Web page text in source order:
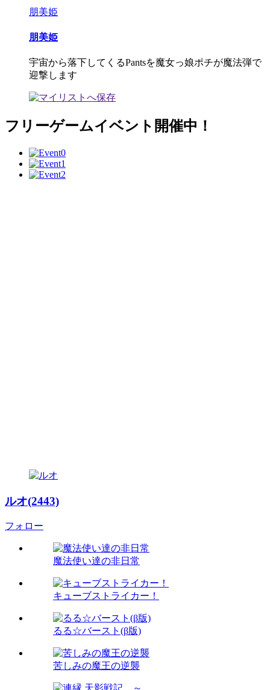
朋美姫
朋美姫
宇宙から落下してくるPantsを魔女っ娘ポチが魔法弾で
迎撃します
フリーゲームイベント開催中！
ルオ(2443)
フォロー
魔法使い達の非日常
キューブストライカー！
るる☆バースト(β版)
苦しみの魔王の逆襲